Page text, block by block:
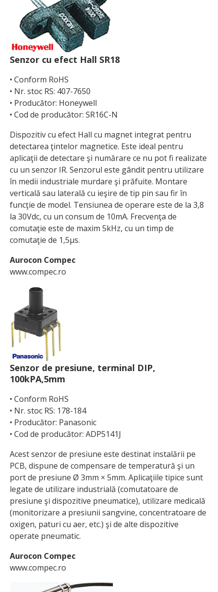
Senzor cu efect Hall SR18
• Conform RoHS
• Nr. stoc RS: 407-7650
• Producător: Honeywell
• Cod de producător: SR16C-N
Dispozitiv cu efect Hall cu magnet integrat pentru
detectarea ţintelor magnetice. Este ideal pentru
aplicaţii de detectare şi numărare ce nu pot fi realizate
cu un senzor IR. Senzorul este gândit pentru utilizare
în medii industriale murdare şi prăfuite. Montare
verticală sau laterală cu ieşire de tip pin sau fir în
funcţie de model. Tensiunea de operare este de la 3,8
la 30Vdc, cu un consum de 10mA. Frecvenţa de
comutaţie este de maxim 5kHz, cu un timp de
comutaţie de 1,5μs.
Aurocon Compec
www.compec.ro
Senzor de presiune, terminal DIP,
100kPA,5mm
• Conform RoHS
• Nr. stoc RS: 178-184
• Producător: Panasonic
• Cod de producător: ADP5141J
Acest senzor de presiune este destinat instalării pe
PCB, dispune de compensare de temperatură şi un
port de presiune Ø 3mm × 5mm. Aplicaţiile tipice sunt
legate de utilizare industrială (comutatoare de
presiune şi dispozitive pneuma­tice), utilizare medicală
(monitorizare a presiunii sangvine, concentratoare de
oxigen, paturi cu aer, etc.) şi de alte dispozitive
operate pneumatic.
Aurocon Compec
www.compec.ro